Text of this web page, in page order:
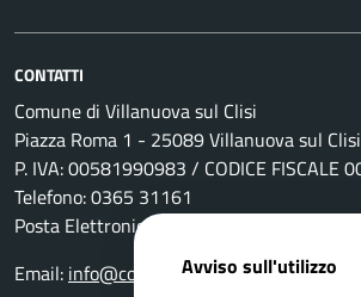
CONTATTI
Comune di Villanuova sul Clisi
Piazza Roma 1 - 25089 Villanuova sul Clisi
P. IVA: 00581990983 / CODICE FISCALE
Telefono: 0365 31161
Posta Elettronica Certificata:
Email: info@comune.villanuova-sul-
Avviso sull'utilizzo